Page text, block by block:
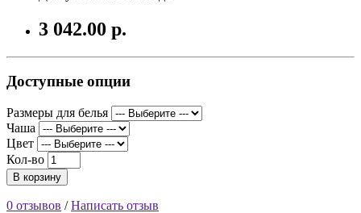
3 042.00 р.
Доступные опции
Размеры для белья
Чаша
Цвет
Кол-во
В корзину
0 отзывов /Написать отзыв